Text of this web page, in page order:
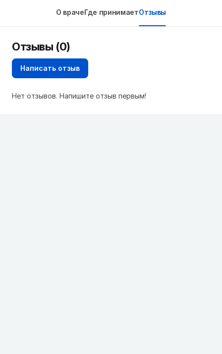
О врачеГде принимаетОтзывы
Отзывы (0)
Написать отзыв
Нет отзывов. Напишите отзыв первым!